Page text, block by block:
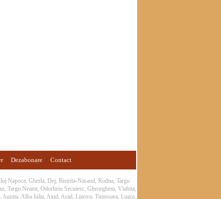
Dezabonare Contact
Napoca, Gherla, Dej, Bistrita-Nasaud, Rodna, Targu
Targu Neamt, Odorheiu Secuiesc, Gheorgheni, Vlahita,
Agnita, Alba Iulia, Aiud, Arad, Lipova, Timisoara, Lugoj,